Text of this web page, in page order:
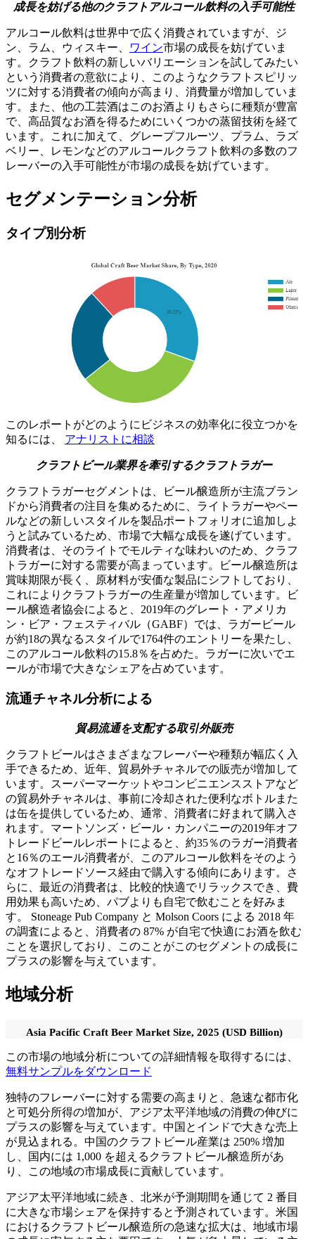
成長を妨げる他のクラフトアルコール飲料の入手可能性
アルコール飲料は世界中で広く消費されていますが、ジ
ン、ラム、ウィスキー、
ワイン市場の成長を妨げていま
す。クラフト飲料の新しいバリエーションを試してみたい
という消費者の意欲により、このようなクラフトスピリッ
ツに対する消費者の傾向が高まり、消費量が増加していま
す。また、他の工芸酒はこのお酒よりもさらに種類が豊富
で、高品質なお酒を得るためにいくつかの蒸留技術を経て
います。これに加えて、グレープフルーツ、プラム、ラズ
ベリー、レモンなどのアルコールクラフト飲料の多数のフ
レーバーの入手可能性が市場の成長を妨げています。
セグメンテーション分析
タイプ別分析
このレポートがどのようにビジネスの効率化に役立つかを
知るには、 アナリストに相談
クラフトビール業界を牽引するクラフトラガー
クラフトラガーセグメントは、ビール醸造所が主流ブラン
ドから消費者の注目を集めるために、ライトラガーやペー
ルなどの新しいスタイルを製品ポートフォリオに追加しよ
うと試みているため、市場で大幅な成長を遂げています。
消費者は、そのライトでモルティな味わいのため、クラフ
トラガーに対する需要が高まっています。ビール醸造所は
賞味期限が長く、原材料が安価な製品にシフトしており、
これによりクラフトラガーの生産量が増加しています。ビ
ール醸造者協会によると、2019年のグレート・アメリカ
ン・ビア・フェスティバル（GABF）では、ラガービール
が約18の異なるスタイルで1764件のエントリーを果たし、
このアルコール飲料の15.8％を占めた。ラガーに次いでエ
ールが市場で大きなシェアを占めています。
流通チャネル分析による
貿易流通を支配する取引外販売
クラフトビールはさまざまなフレーバーや種類が幅広く入
手できるため、近年、貿易外チャネルでの販売が増加して
います。スーパーマーケットやコンビニエンスストアなど
の貿易外チャネルは、事前に冷却された便利なボトルまた
は缶を提供しているため、通常、消費者に好まれて購入さ
れます。マートソンズ・ビール・カンパニーの2019年オフ
トレードビールレポートによると、約35％のラガー消費者
と16％のエール消費者が、このアルコール飲料をそのよう
なオフトレードソース経由で購入する傾向にあります。さ
らに、最近の消費者は、比較的快適でリラックスでき、費
用効果も高いため、パブよりも自宅で飲むことを好みま
す。 Stoneage Pub Company と Molson Coors による 2018 年
の調査によると、消費者の 87% が自宅で快適にお酒を飲む
ことを選択しており、このことがこのセグメントの成長に
プラスの影響を与えています。
地域分析
Asia Pacific Craft Beer Market Size, 2025 (USD Billion)
この市場の地域分析についての詳細情報を取得するには、
無料サンプルをダウンロード
独特のフレーバーに対する需要の高まりと、急速な都市化
と可処分所得の増加が、アジア太平洋地域の消費の伸びに
プラスの影響を与えています。中国とインドで大きな売上
が見込まれる。中国のクラフトビール産業は 250% 増加
し、国内には 1,000 を超えるクラフトビール醸造所があ
り、この地域の市場成長に貢献しています。
アジア太平洋地域に続き、北米が予測期間を通じて 2 番目
に大きな市場シェアを保持すると予測されています。米国
におけるクラフトビール醸造所の急速な拡大は、地域市場